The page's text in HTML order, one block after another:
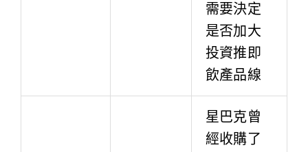
需要決定
是否加大
投資推即
飲產品線
星巴克曾
經收購了